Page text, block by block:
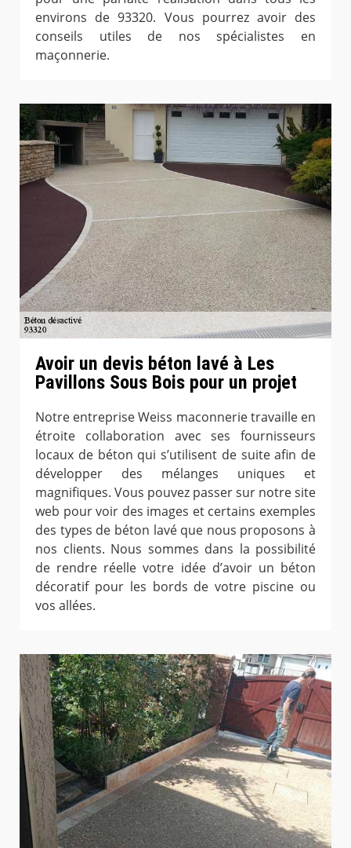
environs de 93320. Vous pourrez avoir des
conseils utiles de nos spécialistes en
maçonnerie.
Avoir un devis béton lavé à Les
Pavillons Sous Bois pour un projet
Notre entreprise Weiss maconnerie travaille en
étroite collaboration avec ses fournisseurs
locaux de béton qui s’utilisent de suite afin de
développer des mélanges uniques et
magnifiques. Vous pouvez passer sur notre site
web pour voir des images et certains exemples
des types de béton lavé que nous proposons à
nos clients. Nous sommes dans la possibilité
de rendre réelle votre idée d’avoir un béton
décoratif pour les bords de votre piscine ou
vos allées.